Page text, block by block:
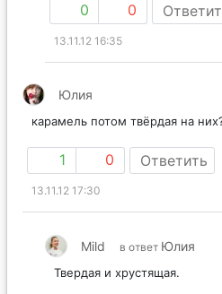
0 0
13.11.12 16:35
Юлия
карамель потом твёрдая на
1 0 Ответить
13.11.12 17:30
Mild в ответ Юлия
Твердая и хрустящая.